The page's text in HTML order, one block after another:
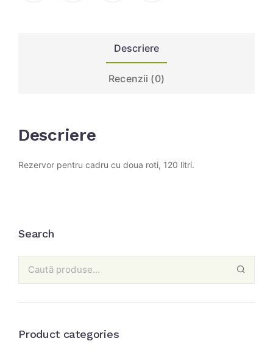
Descriere
Recenzii (0)
Descriere
Rezervor pentru cadru cu doua roti, 120 litri.
Search
Product categories